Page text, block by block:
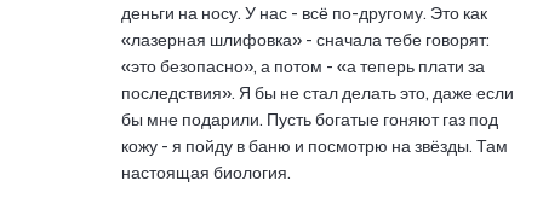
деньги на носу. У нас - всё по-другому. Это как
«лазерная шлифовка» - сначала тебе говорят:
«это безопасно», а потом - «а теперь плати за
последствия». Я бы не стал делать это, даже если
бы мне подарили. Пусть богатые гоняют газ под
кожу - я пойду в баню и посмотрю на звёзды. Там
настоящая биология.